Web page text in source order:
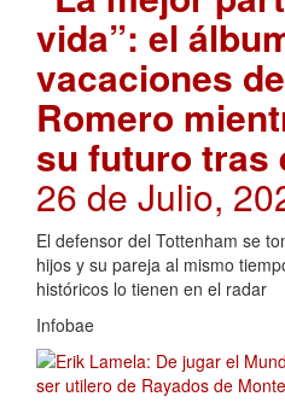
vida”: el
vacaciones
Romero
su futuro tras
26 de Julio,
El defensor del Tottenham se
hijos y su pareja al mismo
históricos lo tienen en el radar
Infobae